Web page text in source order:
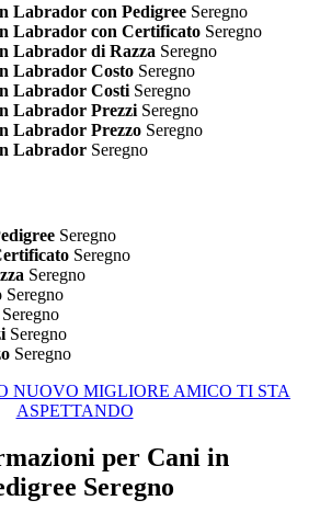
Labrador con Pedigree Seregno
Labrador con Certificato Seregno
Labrador di Razza Seregno
Labrador Costo Seregno
Labrador Costi Seregno
Labrador Prezzi Seregno
Labrador Prezzo Seregno
Labrador Seregno
Seregno
Seregno
Seregno
Seregno
Seregno
Seregno
Seregno
NUOVO MIGLIORE AMICO TI STA
ASPETTANDO
per Cani in
Seregno